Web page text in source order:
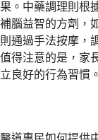
果。中藥調理則根
補腦益智的方劑，
則通過手法按摩，
值得注意的是，家
立良好的行為習慣。